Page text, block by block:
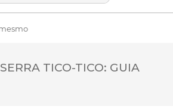
TICO-TICO: GUIA